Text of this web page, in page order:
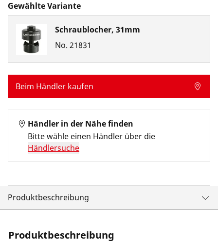
Gewählte Variante
Schraublocher, 31mm
No. 21831
Beim Händler kaufen
Händler in der Nähe finden
Bitte wähle einen Händler über die
Händlersuche
Produktbeschreibung
Produktbeschreibung